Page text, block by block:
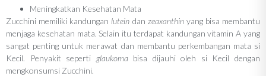
Meningkatkan Kesehatan Mata
Zucchini memiliki kandungan lutein dan zeaxanthinyang bisa membantu
menjaga kesehatan mata. Selain itu terdapat kandungan vitamin A yang
sangat penting untuk merawat dan membantu perkembangan mata si
Kecil. Penyakit seperti glaukoma bisa dijauhi oleh si Kecil dengan
mengkonsumsi Zucchini.